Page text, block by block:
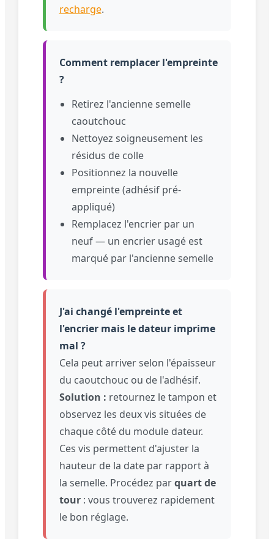
recharge.
Comment remplacer l'empreinte
?
Retirez l'ancienne semelle
caoutchouc
Nettoyez soigneusement les
résidus de colle
Positionnez la nouvelle
empreinte (adhésif pré-
appliqué)
Remplacez l'encrier par un
neuf — un encrier usagé est
marqué par l'ancienne semelle
J'ai changé l'empreinte et
l'encrier mais le dateur imprime
mal ?
Cela peut arriver selon l'épaisseur
du caoutchouc ou de l'adhésif.
Solution : retournez le tampon et
observez les deux vis situées de
chaque côté du module dateur.
Ces vis permettent d'ajuster la
hauteur de la date par rapport à
la semelle. Procédez parquart de
tour: vous trouverez rapidement
le bon réglage.